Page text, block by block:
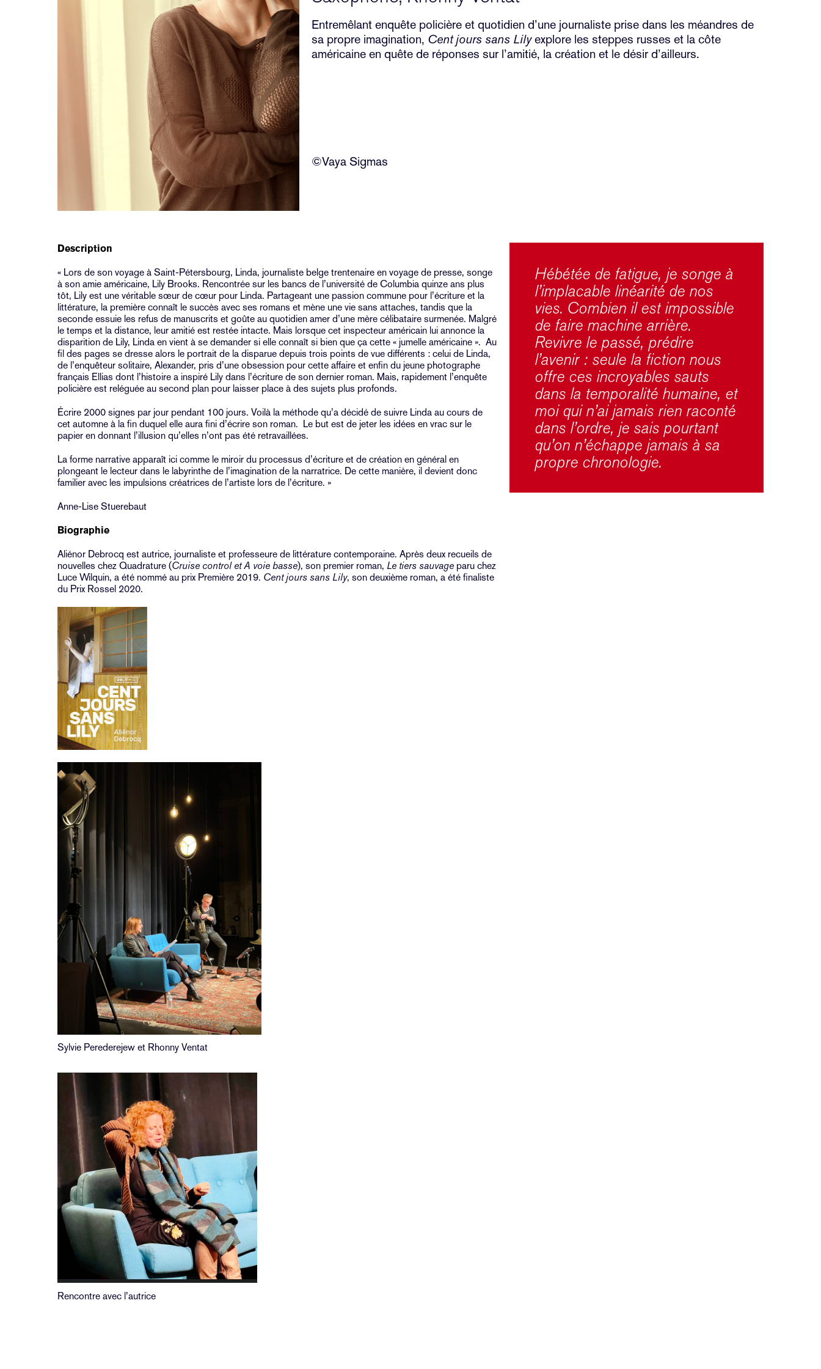
Entremêlant enquête policière et quotidien d’une journaliste prise dans les méandres de
sa propre imagination, Cent jours sans Lilyexplore les steppes russes et la côte
américaine en quête de réponses sur l’amitié, la création et le désir d’ailleurs.
©Vaya Sigmas
Description
« Lors de son voyage à Saint-Pétersbourg, Linda, journaliste belge trentenaire en voyage de presse, songe
à son amie américaine, Lily Brooks. Rencontrée sur les bancs de l’université de Columbia quinze ans plus
tôt, Lily est une véritable sœur de cœur pour Linda. Partageant une passion commune pour l’écriture et la
littérature, la première connaît le succès avec ses romans et mène une vie sans attaches, tandis que la
seconde essuie les refus de manuscrits et goûte au quotidien amer d’une mère célibataire surmenée. Malgré
le temps et la distance, leur amitié est restée intacte. Mais lorsque cet inspecteur américain lui annonce la
disparition de Lily, Linda en vient à se demander si elle connaît si bien que ça cette « jumelle américaine ». Au
fil des pages se dresse alors le portrait de la disparue depuis trois points de vue différents : celui de Linda,
de l’enquêteur solitaire, Alexander, pris d’une obsession pour cette affaire et enfin du jeune photographe
français Ellias dont l’histoire a inspiré Lily dans l’écriture de son dernier roman. Mais, rapidement l’enquête
policière est reléguée au second plan pour laisser place à des sujets plus profonds.
Écrire 2000 signes par jour pendant 100 jours. Voilà la méthode qu’a décidé de suivre Linda au cours de
cet automne à la fin duquel elle aura fini d’écrire son roman. Le but est de jeter les idées en vrac sur le
papier en donnant l’illusion qu’elles n’ont pas été retravaillées.
La forme narrative apparaît ici comme le miroir du processus d’écriture et de création en général en
plongeant le lecteur dans le labyrinthe de l’imagination de la narratrice. De cette manière, il devient donc
familier avec les impulsions créatrices de l’artiste lors de l’écriture. »
Anne-Lise Stuerebaut
Biographie
Aliénor Debrocq est autrice, journaliste et professeure de littérature contemporaine. Après deux recueils de
nouvelles chez Quadrature (Cruise control et A voie basse), son premier roman, Le tiers sauvage paru chez
Luce Wilquin, a été nommé au prix Première 2019. Cent jours sans Lily, son deuxième roman, a été finaliste
du Prix Rossel 2020.
Sylvie Perederejew et Rhonny Ventat
Rencontre avec l’autrice
Hébétée de fatigue, je songe à
l’implacable linéarité de nos
vies. Combien il est impossible
de faire machine arrière.
Revivre le passé, prédire
l’avenir : seule la fiction nous
offre ces incroyables sauts
dans la temporalité humaine, et
moi qui n’ai jamais rien raconté
dans l’ordre, je sais pourtant
qu’on n’échappe jamais à sa
propre chronologie.